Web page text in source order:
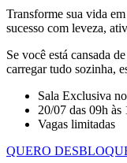
Transforme sua vida
sucesso com leveza,
Se você está cansada
carregar tudo sozinha,
Sala Exclusiva
20/07 das 09h às
Vagas limitadas
QUERO